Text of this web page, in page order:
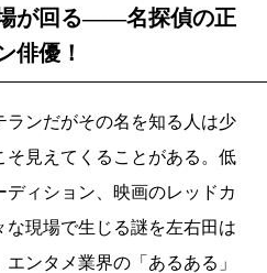
が回る――名探偵の正
俳優！
ランだがその名を知る人は少
そ見えてくることがある。低
ィション、映画のレッドカ
現場で生じる謎を左右田は
ンタメ業界の「あるある」